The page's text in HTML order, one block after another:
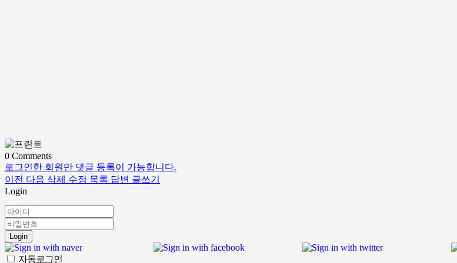
0 Comments
로그인한 회원만 댓글 등록이 가능합니다.
이전 다음 삭제 수정 목록 답변 글쓰기
Login
Login
자동로그인